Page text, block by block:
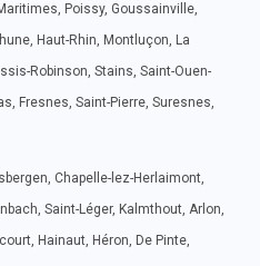
Poissy, Goussainville,
Haut-Rhin, Montluçon, La
Robinson, Stains, Saint-Ouen-
Fresnes, Saint-Pierre, Suresnes,
Chapelle-lez-Herlaimont,
Saint-Léger, Kalmthout, Arlon,
Hainaut, Héron, De Pinte,